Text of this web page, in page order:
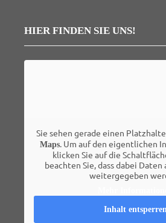
HIER FINDEN SIE UNS!
Sie sehen gerade einen
Maps. Um auf den eigentlichen
klicken Sie auf die
beachten Sie, dass dabei
weitergegeben
Inhalt entsperren